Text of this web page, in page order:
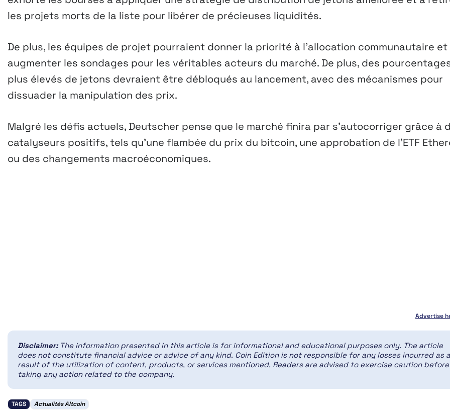
les projets morts de la liste pour libérer de précieuses liquidités.
De plus, les équipes de projet pourraient donner la priorité à l’allocation communautaire et
augmenter les sondages pour les véritables acteurs du marché. De plus, des
plus élevés de jetons devraient être débloqués au lancement, avec des mécanismes pour
dissuader la manipulation des prix.
Malgré les défis actuels, Deutscher pense que le marché finira par s’autocorriger grâce à
catalyseurs positifs, tels qu’une flambée du prix du bitcoin, une approbation de l’ETF
ou des changements macroéconomiques.
Advertise
Disclaimer: The information presented in this article is for informational and educational purposes only. The article
does not constitute financial advice or advice of any kind. Coin Edition is not responsible for any losses incurred as a
result of the utilization of content, products, or services mentioned. Readers are advised to exercise caution before
taking any action related to the company.
TAGS Actualités Altcoin